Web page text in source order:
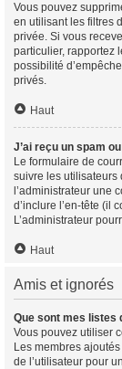
Vous pouvez
en utilisant les filtres
privée. Si vous
particulier, rapportez
possibilité
privés.
Haut
J’ai reçu un spam
Le formulaire de
suivre les utilisateurs
l’administrateur une
d’inclure l’en-tête (il
L’administrateur
Haut
Amis et ignorés
Que sont mes listes
Vous pouvez utiliser
Les membres
de l’utilisateur pour